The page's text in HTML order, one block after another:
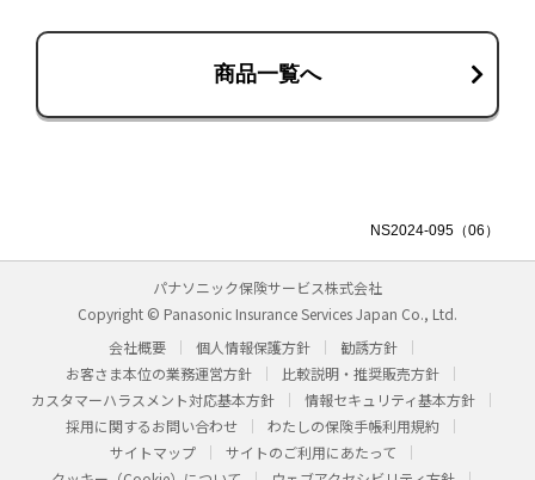
商品一覧へ
NS2024-095（06）
パナソニック保険サービス株式会社
Copyright © Panasonic Insurance Services Japan Co., Ltd.
会社概要
個人情報保護方針
勧誘方針
お客さま本位の業務運営方針
比較説明・推奨販売方針
カスタマーハラスメント対応基本方針
情報セキュリティ基本方針
採用に関するお問い合わせ
わたしの保険手帳利用規約
サイトマップ
サイトのご利用にあたって